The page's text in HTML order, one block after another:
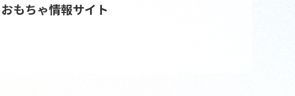
もちゃ情報サイト